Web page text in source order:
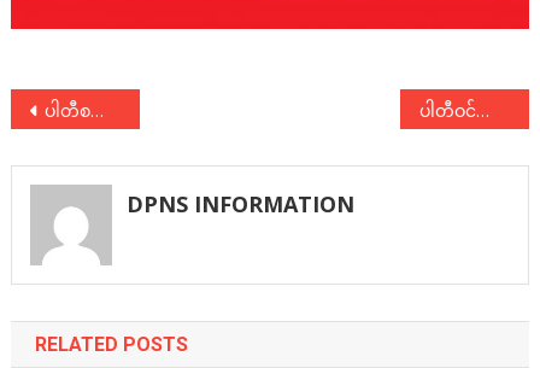
Post
navigation
ပါတီစည်းရုံးရေးစာစဉ် အတွဲ(၂)၊ အမှတ်(၆)၊ ဇွန်လ၊ ၂၀၂၀။ ပါတီဝင်လျှောက်လွှာ
DPNS INFORMATION
RELATED POSTS